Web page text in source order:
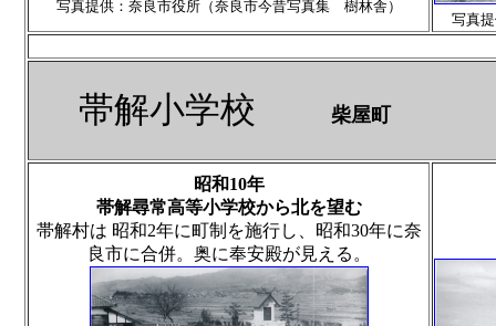
写真提供：奈良市役所（奈良市今昔写真集 樹林舎）
写真
帯解小学校 柴屋町
昭和10年
帯解尋常高等小学校から北を望む
帯解村は 昭和2年に町制を施行し、昭和30年に奈
良市に合併。奥に奉安殿が見える。